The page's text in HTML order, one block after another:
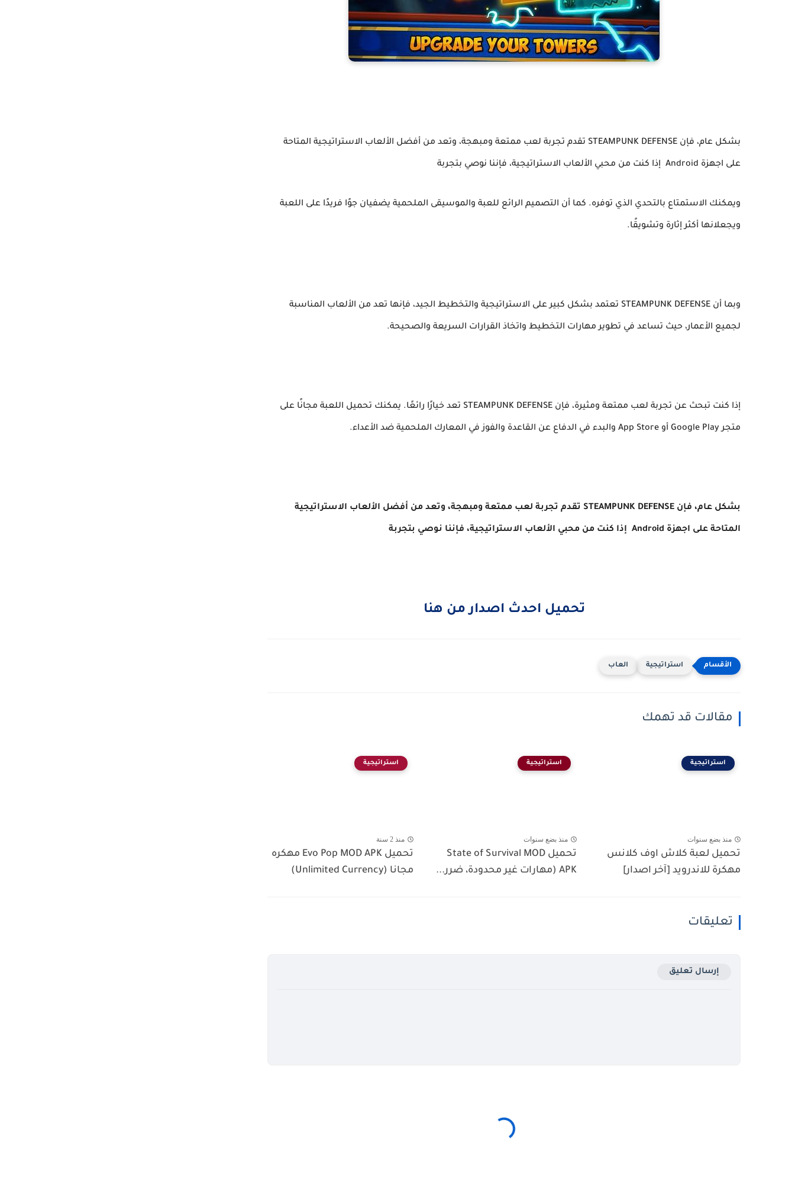
بشكل عام، فإن STEAMPUNK DEFENSE تقدم تجربة لعب ممتعة ومبهجة، وتعد من أفضل الألعاب الاستراتيجية المتاحة
على اجهزة Android إذا كنت من محبي الألعاب الاستراتيجية، فإننا نوصي بتجربة
ويمكنك الاستمتاع بالتحدي الذي توفره. كما أن التصميم الرائع للعبة والموسيقى الملحمية يضفيان جوًا فريدًا على اللعبة
ويجعلانها أكثر إثارة وتشويقًا.
وبما أن STEAMPUNK DEFENSE تعتمد بشكل كبير على الاستراتيجية والتخطيط الجيد، فإنها تعد من الألعاب المناسبة
لجميع الأعمار، حيث تساعد في تطوير مهارات التخطيط واتخاذ القرارات السريعة والصحيحة.
إذا كنت تبحث عن تجربة لعب ممتعة ومثيرة، فإن STEAMPUNK DEFENSE تعد خيارًا رائعًا. يمكنك تحميل اللعبة مجانًا على
متجر Google Play أو App Store والبدء في الدفاع عن القاعدة والفوز في المعارك الملحمية ضد الأعداء.
بشكل عام، فإن STEAMPUNK DEFENSE تقدم تجربة لعب ممتعة ومبهجة، وتعد من أفضل الألعاب الاستراتيجية
المتاحة على اجهزة Android إذا كنت من محبي الألعاب الاستراتيجية، فإننا نوصي بتجربة
تحميل احدث اصدار من هنا
استراتيجية العاب
مقالات قد تهمك
استراتيجية
منذ بضع سنوات
تحميل لعبة كلاش اوف كلانس
مهكرة للاندرويد [آخر اصدار]
استراتيجية
منذ بضع سنوات
تحميل State of Survival MOD
APK (مهارات غير محدودة، ضرر...
استراتيجية
منذ 2 سنة
تحميل Evo Pop MOD APK مهكره
مجانا (Unlimited Currency)
تعليقات
إرسال تعليق